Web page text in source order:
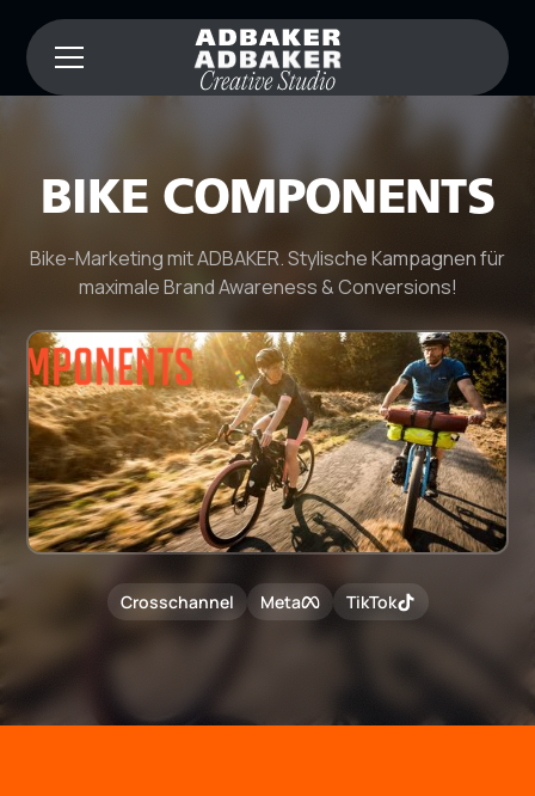
BIKE COMPONENTS
Bike-Marketing mit ADBAKER. Stylische Kampagnen für
maximale Brand Awareness & Conversions!
Crosschannel Meta TikTok